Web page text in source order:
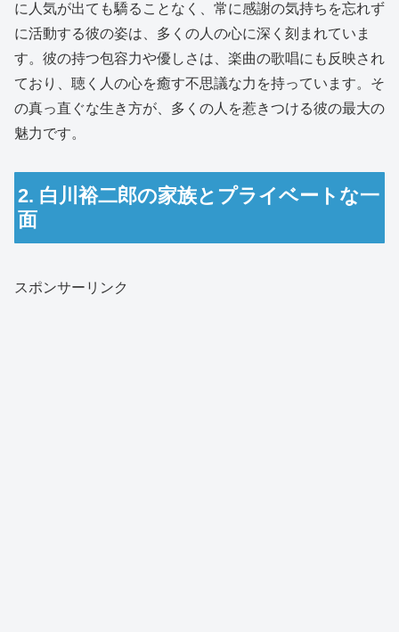
に人気が出ても驕ることなく、常に感謝の気持ちを忘れず
に活動する彼の姿は、多くの人の心に深く刻まれていま
す。彼の持つ包容力や優しさは、楽曲の歌唱にも反映され
ており、聴く人の心を癒す不思議な力を持っています。そ
の真っ直ぐな生き方が、多くの人を惹きつける彼の最大の
魅力です。
2. 白川裕二郎の家族とプライベートな一
面
スポンサーリンク